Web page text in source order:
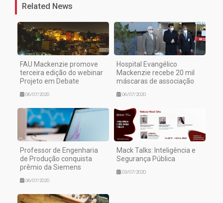
Related News
FAU Mackenzie promove
terceira edição do webinar
Projeto em Debate
06/07/2020
Hospital Evangélico
Mackenzie recebe 20 mil
máscaras de associação
06/07/2020
Professor de Engenharia
de Produção conquista
prêmio da Siemens
06/07/2020
Mack Talks: Inteligência e
Segurança Pública
03/07/2020